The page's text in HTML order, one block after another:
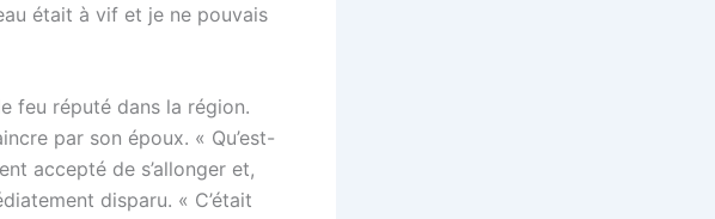
était à vif et je ne pouvais
feu réputé dans la région.
par son époux. « Qu’est-
accepté de s’allonger et,
disparu. « C’était